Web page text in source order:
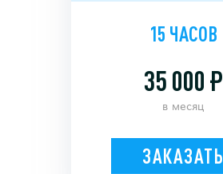
15 ЧАСОВ
35 000 ₽
в месяц
ЗАКАЗАТЬ